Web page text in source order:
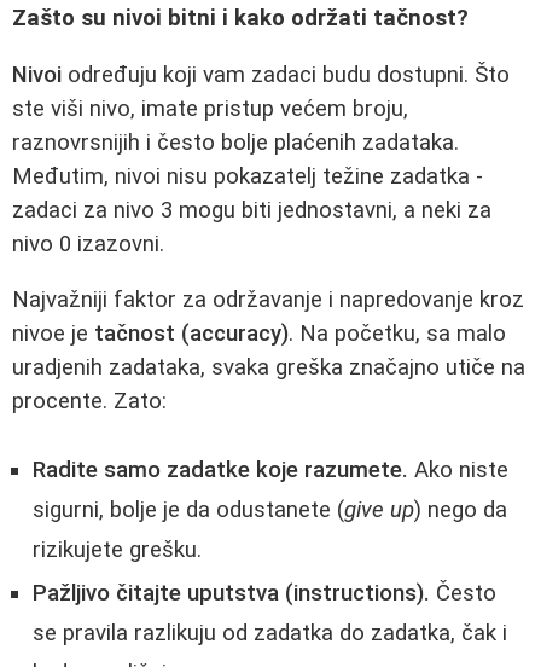
Zašto su nivoi bitni i kako održati tačnost?
Nivoi određuju koji vam zadaci budu dostupni. Što
ste viši nivo, imate pristup većem broju,
raznovrsnijih i često bolje plaćenih zadataka.
Međutim, nivoi nisu pokazatelj težine zadatka -
zadaci za nivo 3 mogu biti jednostavni, a neki za
nivo 0 izazovni.
Najvažniji faktor za održavanje i napredovanje kroz
nivoe je tačnost (accuracy). Na početku, sa malo
uradjenih zadataka, svaka greška značajno utiče na
procente. Zato:
Radite samo zadatke koje razumete. Ako niste
sigurni, bolje je da odustanete (give up) nego da
rizikujete grešku.
Pažljivo čitajte uputstva (instructions). Često
se pravila razlikuju od zadatka do zadatka, čak i